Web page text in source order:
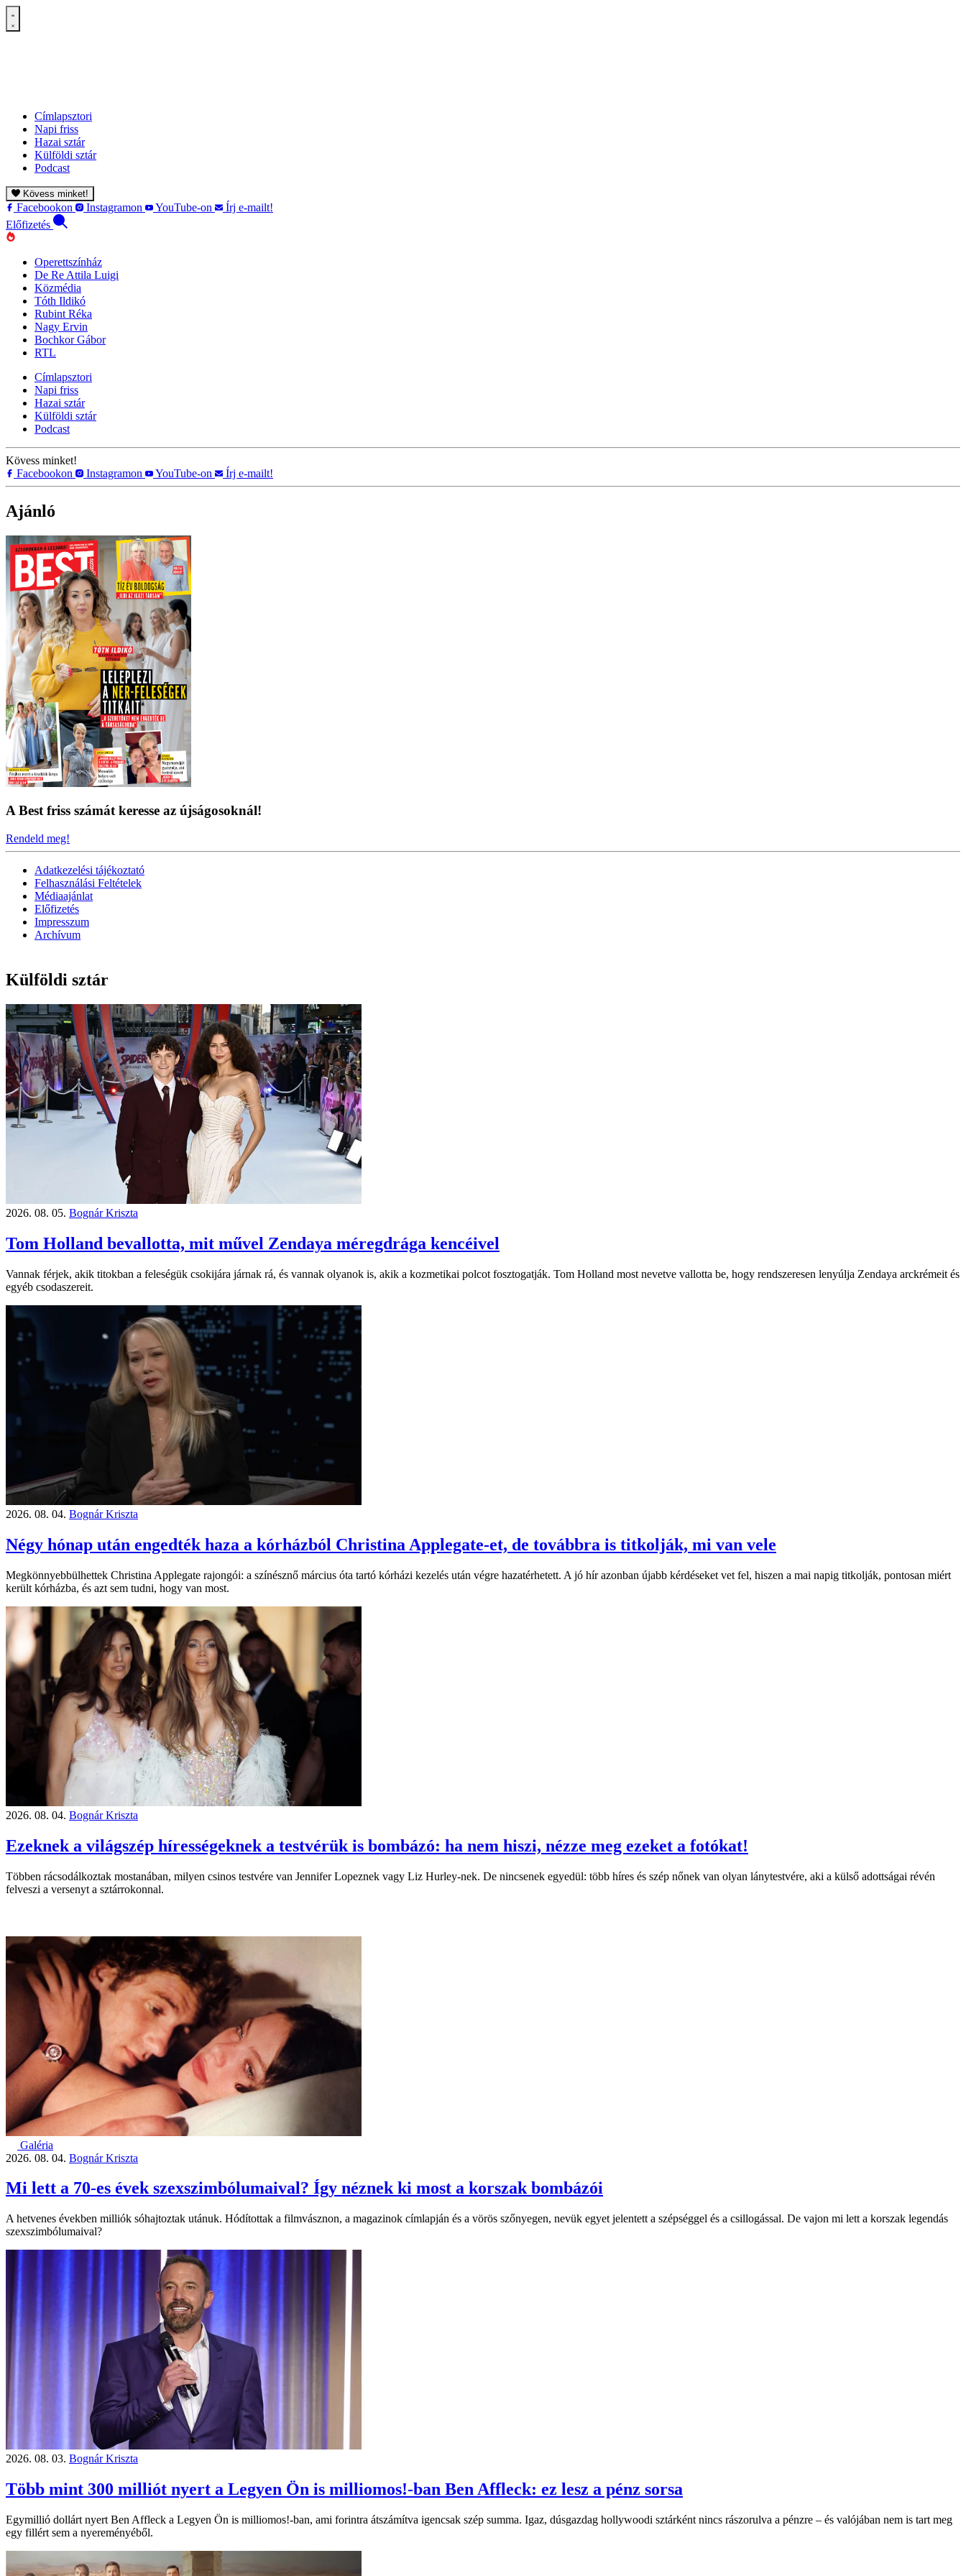
Címlapsztori
Napi friss
Hazai sztár
Külföldi sztár
Podcast
Kövess minket!
Facebookon Instagramon YouTube-on
Írj e-mailt!
Előfizetés
Operettszínház
De Re Attila Luigi
Közmédia
Tóth Ildikó
Rubint Réka
Nagy Ervin
Bochkor Gábor
RTL
Címlapsztori
Napi friss
Hazai sztár
Külföldi sztár
Podcast
Kövess minket!
Facebookon
Instagramon YouTube-on Írj e-mailt!
Ajánló
A Best friss számát keresse az újságosoknál!
Rendeld meg!
Adatkezelési tájékoztató
Felhasználási Feltételek
Médiaajánlat
Előfizetés
Impresszum
Archívum
Külföldi sztár
2026. 08. 05. Bognár Kriszta
Tom Holland bevallotta, mit művel Zendaya méregdrága kencéivel
Vannak férjek, akik titokban a feleségük csokijára járnak rá, és vannak olyanok is, akik a kozmetikai polcot fosztogatják. Tom Holland most nevetve vallotta be, hogy rendszeresen lenyúlja Zendaya arckrémeit és
egyéb csodaszereit.
2026. 08. 04. Bognár Kriszta
Négy hónap után engedték haza a kórházból Christina Applegate-et, de továbbra is titkolják, mi van vele
Megkönnyebbülhettek Christina Applegate rajongói: a színésznő március óta tartó kórházi kezelés után végre hazatérhetett. A jó hír azonban újabb kérdéseket vet fel, hiszen a mai napig titkolják, pontosan miért
került kórházba, és azt sem tudni, hogy van most.
2026. 08. 04. Bognár Kriszta
Ezeknek a világszép hírességeknek a testvérük is bombázó: ha nem hiszi, nézze meg ezeket a fotókat!
Többen rácsodálkoztak mostanában, milyen csinos testvére van Jennifer Lopeznek vagy Liz Hurley-nek. De nincsenek egyedül: több híres és szép nőnek van olyan lánytestvére, aki a külső adottságai révén
felveszi a versenyt a sztárrokonnal.
Galéria
2026. 08. 04. Bognár Kriszta
Mi lett a 70-es évek szexszimbólumaival? Így néznek ki most a korszak bombázói
A hetvenes években milliók sóhajtoztak utánuk. Hódítottak a filmvásznon, a magazinok címlapján és a vörös szőnyegen, nevük egyet jelentett a szépséggel és a csillogással. De vajon mi lett a korszak legendás
szexszimbólumaival?
2026. 08. 03. Bognár Kriszta
Több mint 300 milliót nyert a Legyen Ön is milliomos!-ban Ben Affleck: ez lesz a pénz sorsa
Egymillió dollárt nyert Ben Affleck a Legyen Ön is milliomos!-ban, ami forintra átszámítva igencsak szép summa. Igaz, dúsgazdag hollywoodi sztárként nincs rászorulva a pénzre – és valójában nem is tart meg
egy fillért sem a nyereményéből.